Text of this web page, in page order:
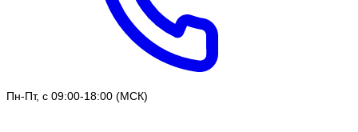
Пн-Пт, с 09:00-18:00 (МСК)